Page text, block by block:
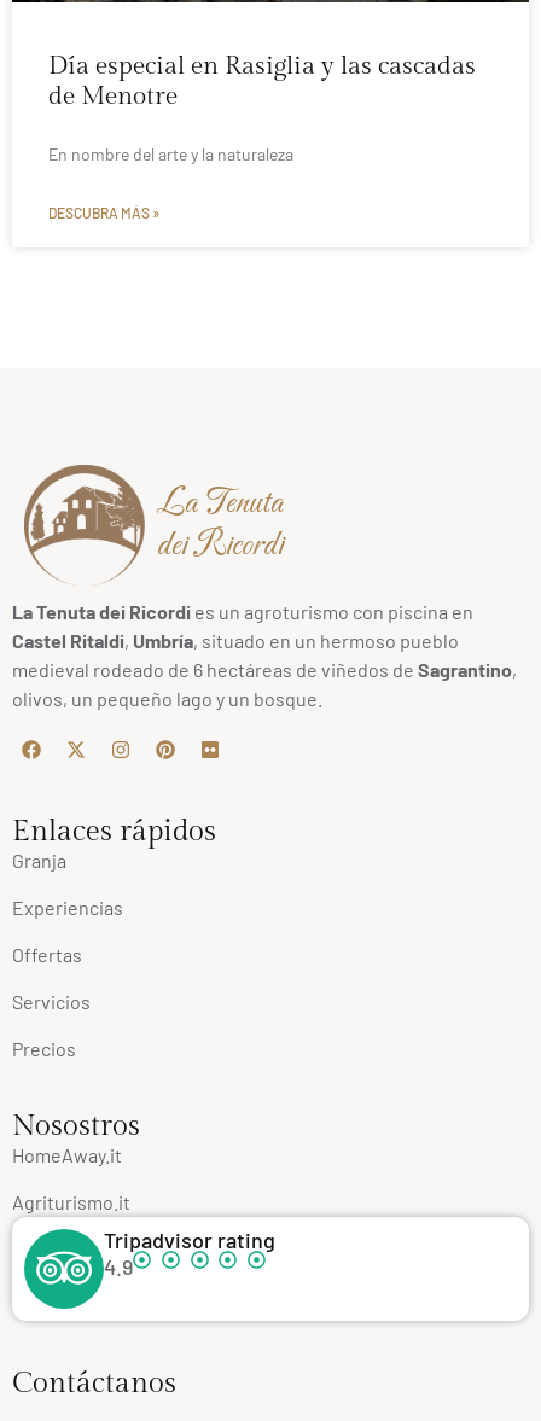
Día especial en Rasiglia y las cascadas
de Menotre
En nombre del arte y la naturaleza
DESCUBRA MÁS »
La Tenuta
dei Ricordi
La Tenuta dei Ricordi es un agroturismo con piscina en
Castel Ritaldi, Umbría, situado en un hermoso pueblo
medieval rodeado de 6 hectáreas de viñedos de Sagrantino,
olivos, un pequeño lago y un bosque.
Enlaces rápidos
Granja
Experiencias
Offertas
Servicios
Precios
Nosostros
HomeAway.it
Agriturismo.it
Tripadvisor rating
4.9
Contáctanos